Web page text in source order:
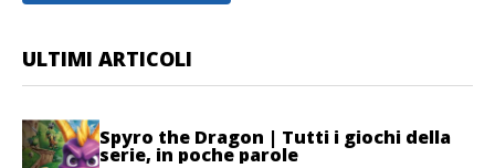
ULTIMI ARTICOLI
Spyro the Dragon | Tutti i giochi della
serie, in poche parole